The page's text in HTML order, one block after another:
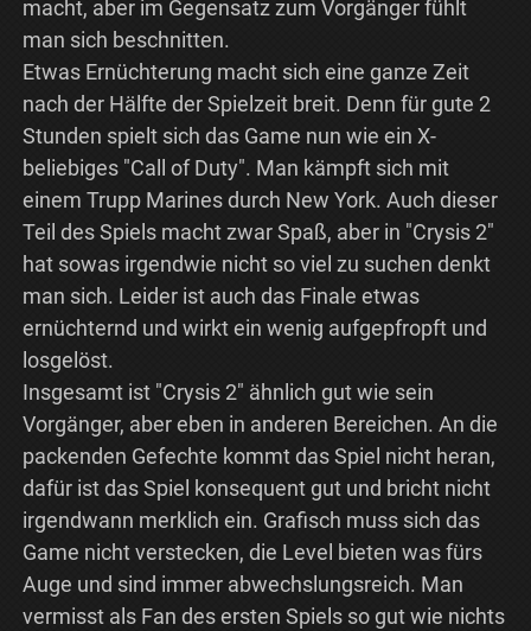
macht, aber im Gegensatz zum Vorgänger fühlt
man sich beschnitten.
Etwas Ernüchterung macht sich eine ganze Zeit
nach der Hälfte der Spielzeit breit. Denn für gute 2
Stunden spielt sich das Game nun wie ein X-
beliebiges "Call of Duty". Man kämpft sich mit
einem Trupp Marines durch New York. Auch dieser
Teil des Spiels macht zwar Spaß, aber in "Crysis 2"
hat sowas irgendwie nicht so viel zu suchen denkt
man sich. Leider ist auch das Finale etwas
ernüchternd und wirkt ein wenig aufgepfropft und
losgelöst.
Insgesamt ist "Crysis 2" ähnlich gut wie sein
Vorgänger, aber eben in anderen Bereichen. An die
packenden Gefechte kommt das Spiel nicht heran,
dafür ist das Spiel konsequent gut und bricht nicht
irgendwann merklich ein. Grafisch muss sich das
Game nicht verstecken, die Level bieten was fürs
Auge und sind immer abwechslungsreich. Man
vermisst als Fan des ersten Spiels so gut wie nichts